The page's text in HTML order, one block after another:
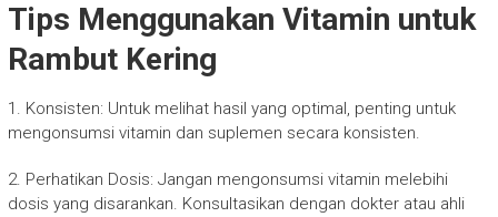
Tips Menggunakan Vitamin untuk
Rambut Kering
1. Konsisten: Untuk melihat hasil yang optimal, penting untuk
mengonsumsi vitamin dan suplemen secara konsisten.
2. Perhatikan Dosis: Jangan mengonsumsi vitamin melebihi
dosis yang disarankan. Konsultasikan dengan dokter atau ahli